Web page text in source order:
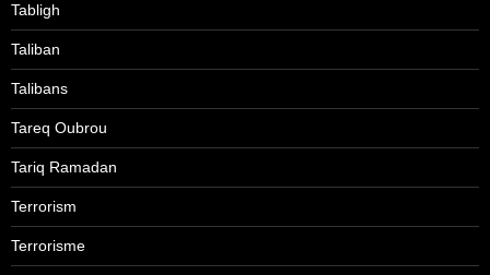
Tabligh
Taliban
Talibans
Tareq Oubrou
Tariq Ramadan
Terrorism
Terrorisme